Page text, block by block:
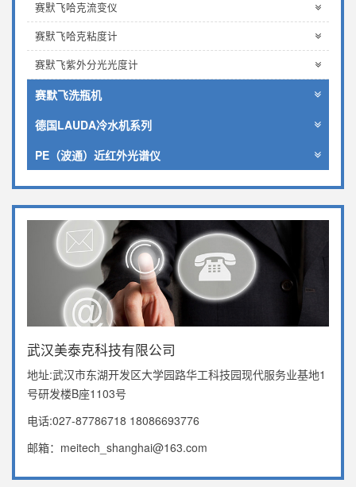
赛默飞哈克流变仪
赛默飞哈克粘度计
赛默飞紫外分光光度计
赛默飞洗瓶机
德国LAUDA冷水机系列
PE（波通）近红外光谱仪
武汉美泰克科技有限公司
地址:武汉市东湖开发区大学园路华工科技园现代服务业基地1
号研发楼B座1103号
电话:027-87786718 18086693776
邮箱：meitech_shanghai@163.com